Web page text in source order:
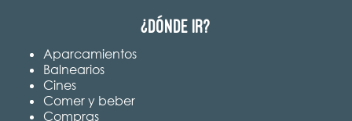
¿Dónde ir?
Aparcamientos
Balnearios
Cines
Comer y beber
Compras